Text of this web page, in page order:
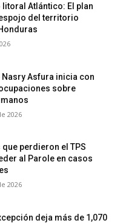
Atlántico: El plan
del territorio
Asfura inicia con
sobre
2026
perdieron el TPS
al Parole en casos
2026
deja más de 1,070